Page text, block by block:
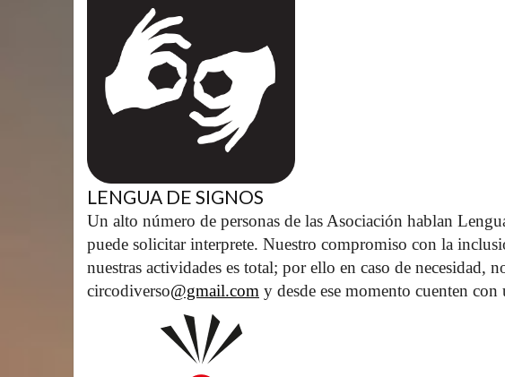
LENGUA DE SIGNOS
Un alto número de personas de las Asociación hablan
puede solicitar interprete. Nuestro compromiso con la
nuestras actividades es total; por ello en caso de necesidad,
circodiverso@gmail.com y desde ese momento cuenten